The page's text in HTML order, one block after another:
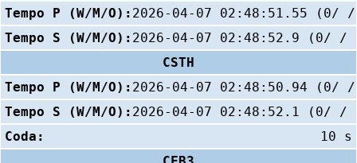
Tempo P (W/M/O): 2026-04-07 02:48:51.55 (0/
Tempo S (W/M/O): 2026-04-07 02:48:52.9 (0/ /
CSTH
Tempo P (W/M/O): 2026-04-07 02:48:50.94 (0/
Tempo S (W/M/O): 2026-04-07 02:48:52.1 (0/ /
Coda:
10 s